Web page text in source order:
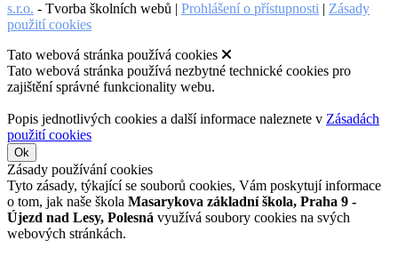
s.r.o. - Tvorba školních webů | Prohlášení o přístupnosti | Zásady
použití cookies
Tato webová stránka používá cookies
Tato webová stránka používá nezbytné technické cookies pro
zajištění správné funkcionality webu.
Popis jednotlivých cookies a další informace naleznete v Zásadách
použití cookies
Ok
Zásady používání cookies
Tyto zásady, týkající se souborů cookies, Vám poskytují informace
o tom, jak naše škola Masarykova základní škola, Praha 9 -
Újezd nad Lesy, Polesná využívá soubory cookies na svých
webových stránkách.